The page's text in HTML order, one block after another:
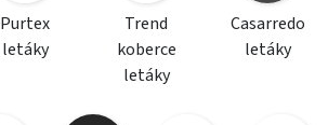
Purtex
letáky
Trend
koberce
letáky
Casarredo
letáky